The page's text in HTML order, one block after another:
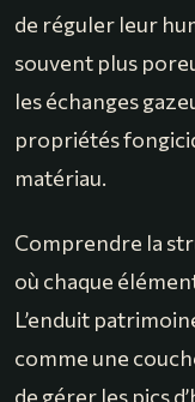
de réguler leur
souvent plus
les échanges
propriétés
matériau.
Comprendre la
où chaque
L’enduit
comme une
de gérer les pics